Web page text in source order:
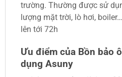
trường. Thường được sử
lượng mặt trời, lò hơi,
lên tới 72h
Ưu điểm của Bồn bảo
dụng Asuny